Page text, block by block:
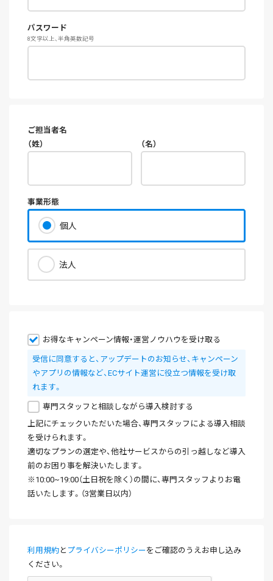
パスワード
8文字以上、半角英数記号
ご担当者名
（姓）
（名）
事業形態
個人
法人
お得なキャンペーン情報・運営ノウハウを受け取る
受信に同意すると、アップデートのお知らせ、キャンペーン
やアプリの情報など、ECサイト運営に役立つ情報を受け取
れます。
専門スタッフと相談しながら導入検討する
上記にチェックいただいた場合、専門スタッフによる導入相談
を受けられます。
適切なプランの選定や、他社サービスからの引っ越しなど導入
前のお困り事を解決いたします。
※10:00~19:00（土日祝を除く）の間に、専門スタッフよりお電
話いたします。（3営業日以内）
利用規約 と プライバシーポリシーをご確認のうえお申し込み
ください。